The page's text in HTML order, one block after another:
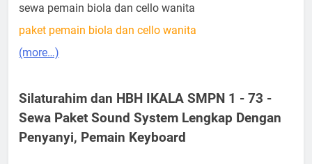
sewa pemain biola dan cello wanita
paket pemain biola dan cello wanita
(more…)
Silaturahim dan HBH IKALA SMPN 1 - 73 -
Sewa Paket Sound System Lengkap Dengan
Penyanyi, Pemain Keyboard